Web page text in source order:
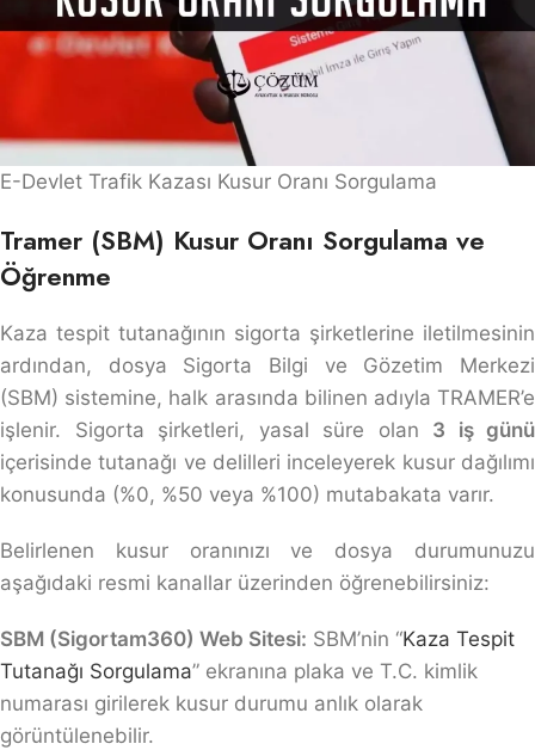
E-Devlet Trafik Kazası Kusur Oranı Sorgulama
Tramer (SBM) Kusur Oranı Sorgulama ve
Öğrenme
Kaza tespit tutanağının sigorta şirketlerine iletilmesinin
ardından, dosya Sigorta Bilgi ve Gözetim Merkezi
(SBM) sistemine, halk arasında bilinen adıyla TRAMER’e
işlenir. Sigorta şirketleri, yasal süre olan 3 iş günü
içerisinde tutanağı ve delilleri inceleyerek kusur dağılımı
konusunda (%0, %50 veya %100) mutabakata varır.
Belirlenen kusur oranınızı ve dosya durumunuzu
aşağıdaki resmi kanallar üzerinden öğrenebilirsiniz:
SBM (Sigortam360) Web Sitesi: SBM’nin “Kaza Tespit
Tutanağı Sorgulama” ekranına plaka ve T.C. kimlik
numarası girilerek kusur durumu anlık olarak
görüntülenebilir.